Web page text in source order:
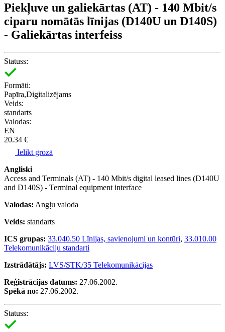
Piekļuve un galiekārtas (AT) - 140 Mbit/s
ciparu nomātās līnijas (D140U un D140S)
- Galiekārtas interfeiss
Statuss:
Formāti:
Papīra,Digitalizējams
Veids:
standarts
Valodas:
EN
20.34 €
Ielikt grozā
Angliski
Access and Terminals (AT) - 140 Mbit/s digital leased lines (D140U
and D140S) - Terminal equipment interface
Valodas: Angļu valoda
Veids: standarts
ICS grupas: 33.040.50 Līnijas, savienojumi un kontūri, 33.010.00
Telekomunikāciju standarti
Izstrādātājs: LVS/STK/35 Telekomunikācijas
Reģistrācijas datums: 27.06.2002.
Spēkā no: 27.06.2002.
Statuss: